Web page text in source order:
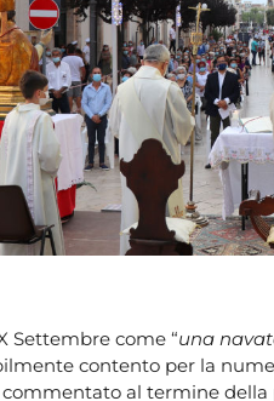
Settembre come “una
contento per la
commentato al termine della